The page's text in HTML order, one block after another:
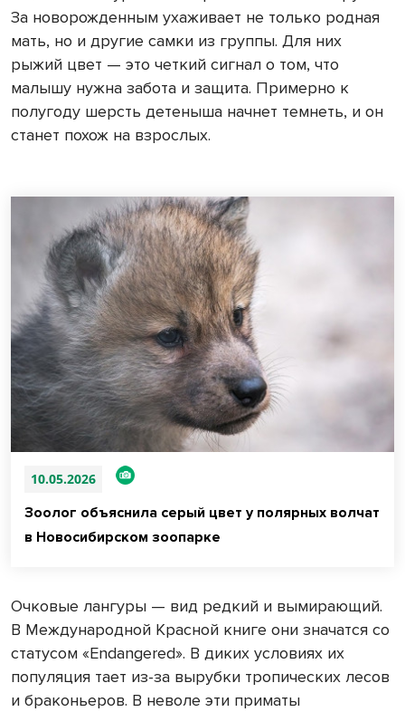
За новорожденным ухаживает не только родная
мать, но и другие самки из группы. Для них
рыжий цвет — это четкий сигнал о том, что
малышу нужна забота и защита. Примерно к
полугоду шерсть детеныша начнет темнеть, и он
станет похож на взрослых.
10.05.2026
Зоолог объяснила серый цвет у полярных волчат
в Новосибирском зоопарке
Очковые лангуры — вид редкий и вымирающий.
В Международной Красной книге они значатся со
статусом «Endangered». В диких условиях их
популяция тает из-за вырубки тропических лесов
и браконьеров. В неволе эти приматы